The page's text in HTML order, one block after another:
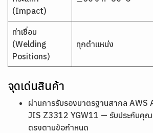
(Impact)
ท่าเชื่อม
(Welding
Positions)
ทุกตำแหน่ง
จุดเด่นสินค้า
ผ่านการรับรองมาตรฐานสากล AWS
JIS Z3312 YGW11 — รับประกันคุณ
ตรงตามข้อกำหนด